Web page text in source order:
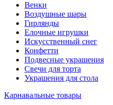
Венки
Воздушные шары
Гирлянды
Елочные игрушки
Искусственный снег
Конфетти
Подвесные украшения
Свечи для торта
Украшения для стола
Карнавальные товары